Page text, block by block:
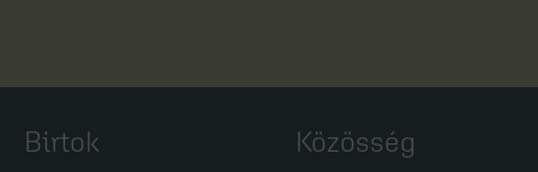
Birtok Közösség